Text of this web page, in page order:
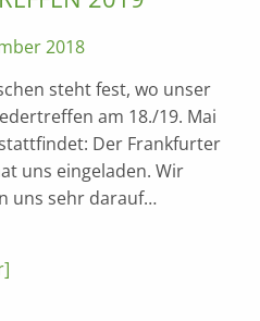
2018
steht fest, wo unser
am 18./19. Mai
Der Frankfurter
uns eingeladen. Wir
uns sehr darauf…